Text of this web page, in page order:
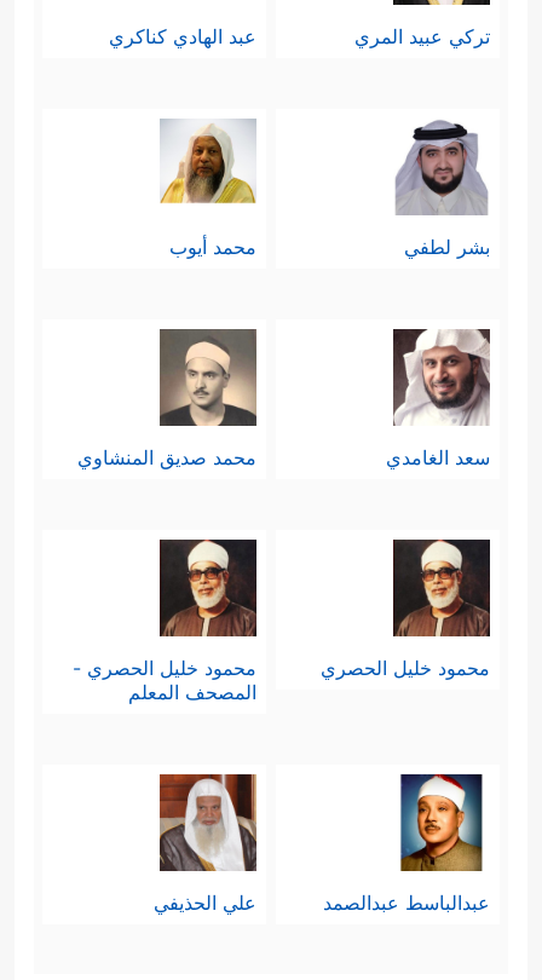
تركي عبيد المري عبد الهادي كناكري
بشر لطفي محمد أيوب
سعد الغامدي محمد صديق المنشاوي
محمود خليل الحصري
محمود خليل الحصري -
المصحف المعلم
عبدالباسط عبدالصمد علي الحذيفي